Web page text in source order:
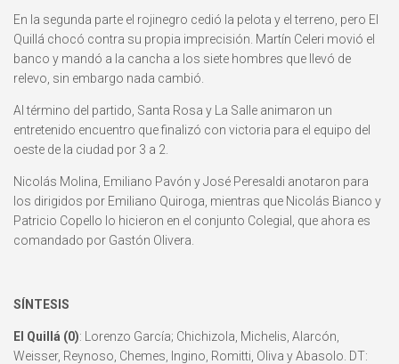
En la segunda parte el rojinegro cedió la pelota y el terreno, pero El
Quillá chocó contra su propia imprecisión. Martín Celeri movió el
banco y mandó a la cancha a los siete hombres que llevó de
relevo, sin embargo nada cambió.
Al término del partido, Santa Rosa y La Salle animaron un
entretenido encuentro que finalizó con victoria para el equipo del
oeste de la ciudad por 3 a 2.
Nicolás Molina, Emiliano Pavón y José Peresaldi anotaron para
los dirigidos por Emiliano Quiroga, mientras que Nicolás Bianco y
Patricio Copello lo hicieron en el conjunto Colegial, que ahora es
comandado por Gastón Olivera.
SÍNTESIS
El Quillá (0): Lorenzo García; Chichizola, Michelis, Alarcón,
Weisser, Reynoso, Chemes, Ingino, Romitti, Oliva y Abasolo. DT: